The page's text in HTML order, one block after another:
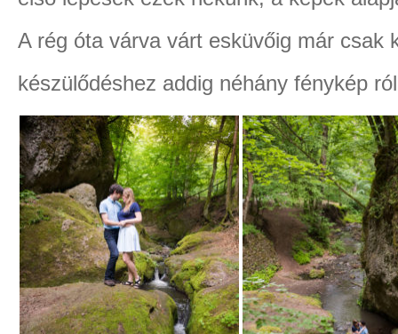
A rég óta várva várt esküvőig már csak
készülődéshez addig néhány fénykép